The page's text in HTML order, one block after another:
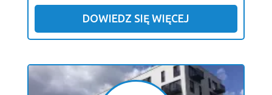
DOWIEDZ SIĘ WIĘCEJ